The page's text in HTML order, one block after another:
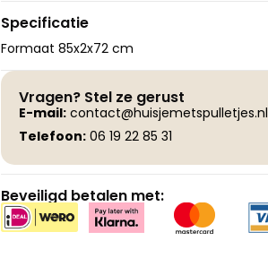
wandpaneel
L
Specificatie
Formaat 85x2x72 cm
Vragen? Stel ze gerust
E-mail: contact@huisjemetspulletjes.nl
Telefoon: 06 19 22 85 31
Beveiligd betalen met: